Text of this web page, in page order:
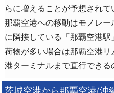
らに増えることが予想されて
那覇空港への移動はモノレ
に隣接している「那覇空港駅
荷物が多い場合は那覇空港
港ターミナルまで直行できる
茨城空港から那覇空港(沖